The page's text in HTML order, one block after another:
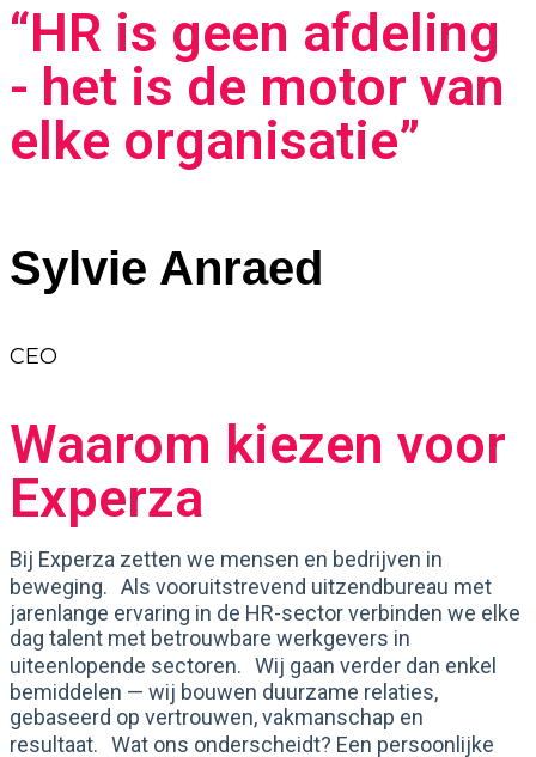
“HR is geen afdeling
- het is de motor van
elke organisatie”
Sylvie Anraed
CEO
Waarom kiezen voor
Experza
Bij Experza zetten we mensen en bedrijven in
beweging. Als vooruitstrevend uitzendbureau met
jarenlange ervaring in de HR-sector verbinden we elke
dag talent met betrouwbare werkgevers in
uiteenlopende sectoren. Wij gaan verder dan enkel
bemiddelen — wij bouwen duurzame relaties,
gebaseerd op vertrouwen, vakmanschap en
resultaat. Wat ons onderscheidt? Een persoonlijke